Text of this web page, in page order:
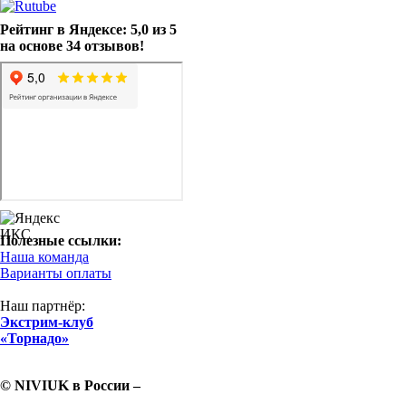
Рейтинг в Яндексе: 5,0 из 5
на основе 34 отзывов!
Полезные ссылки:
Наша команда
Варианты оплаты
Наш партнёр:
Экстрим-клуб
«Торнадо»
© NIVIUK в России –